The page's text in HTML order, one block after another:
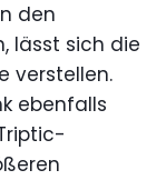
den
lässt sich die
verstellen.
ebenfalls